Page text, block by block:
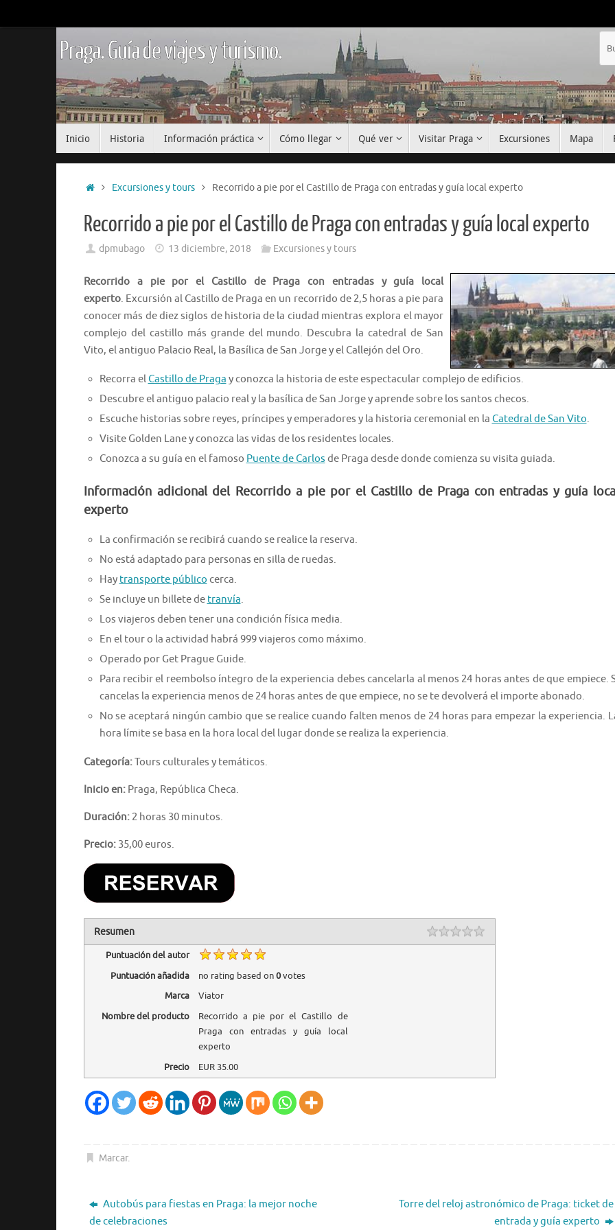
al
Praga. Guía de viajes y turismo.
Inicio Historia Información práctica Cómo llegar Qué ver Visitar Praga Excursiones Mapa
InicioExcursiones y tours Recorrido a pie por el Castillo de Praga con entradas y guía local experto
Recorrido a pie por el Castillo de Praga con entradas y guía local experto
dpmubago 13 diciembre, 2018 Excursiones y tours
Recorrido a pie por el Castillo de Praga con entradas y guía local
experto. Excursión al Castillo de Praga en un recorrido de 2,5 horas a pie para
conocer más de diez siglos de historia de la ciudad mientras explora el mayor
complejo del castillo más grande del mundo. Descubra la catedral de San
Vito, el antiguo Palacio Real, la Basílica de San Jorge y el Callejón del Oro.
Recorra elCastillo de Praga y conozca la historia de este espectacular complejo de edificios.
Descubre el antiguo palacio real y la basílica de San Jorge y aprende sobre los santos checos.
Escuche historias sobre reyes, príncipes y emperadores y la historia ceremonial en la Catedral de San Vito.
Visite Golden Lane y conozca las vidas de los residentes locales.
Conozca a su guía en el famoso Puente de Carlos de Praga desde donde comienza su visita guiada.
Información adicional del Recorrido a pie por el Castillo de Praga con entradas y guía
experto
La confirmación se recibirá cuando se realice la reserva.
No está adaptado para personas en silla de ruedas.
Hay transporte público cerca.
Se incluye un billete de tranvía.
Los viajeros deben tener una condición física media.
En el tour o la actividad habrá 999 viajeros como máximo.
Operado por Get Prague Guide.
Para recibir el reembolso íntegro de la experiencia debes cancelarla al menos 24 horas antes de que empiece.
cancelas la experiencia menos de 24 horas antes de que empiece, no se te devolverá el importe abonado.
No se aceptará ningún cambio que se realice cuando falten menos de 24 horas para empezar la experiencia.
hora límite se basa en la hora local del lugar donde se realiza la experiencia.
Categoría:Tours culturales y temáticos.
Inicio en: Praga, República Checa.
Duración: 2 horas 30 minutos.
Precio: 35,00 euros.
Resumen
Puntuación del autor
Puntuación añadida
no rating based on0votes
Marca
Viator
Nombre del producto
Recorrido a pie por el Castillo de
Praga con entradas y guía local
experto
Precio
EUR35.00
Marcar.
Autobús para fiestas en Praga: la mejor noche
de celebraciones
Torre del reloj astronómico de Praga: ticket de
entrada y guía experto